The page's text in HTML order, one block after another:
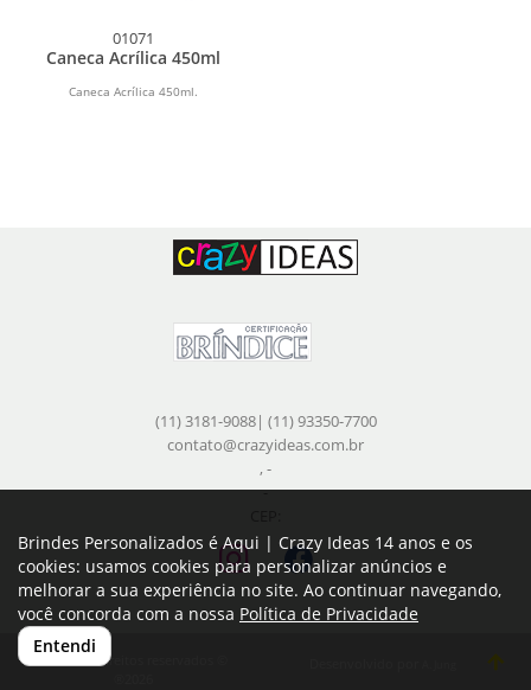
01071
Caneca Acrílica 450ml
Caneca Acrílica 450ml.
(11) 3181-9088| (11) 93350-7700
contato@crazyideas.com.br
, -
-
Todos os direitos reservados ©
Brindes Personalizados é Aqui | Crazy Ideas 14 anos e os
cookies: usamos cookies para personalizar anúncios e
melhorar a sua experiência no site. Ao continuar navegando,
você concorda com a nossa Política de Privacidade
Entendi